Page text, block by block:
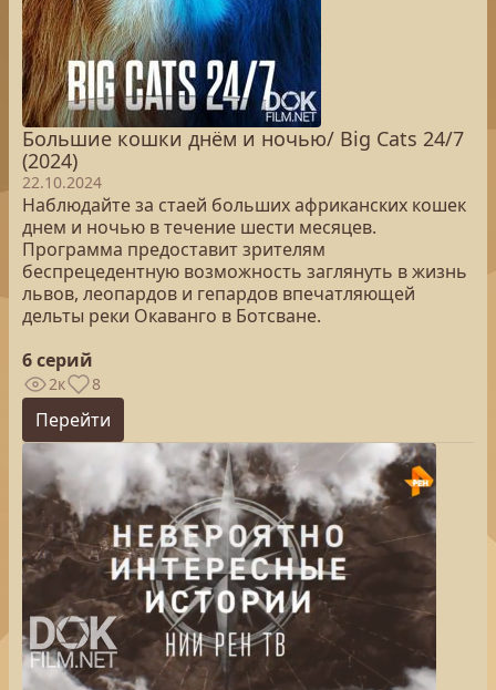
Большие кошки днём и ночью/ Big Cats 24/7
(2024)
22.10.2024
Наблюдайте за стаей больших африканских кошек
днем и ночью в течение шести месяцев.
Программа предоставит зрителям
беспрецедентную возможность заглянуть в жизнь
львов, леопардов и гепардов впечатляющей
дельты реки Окаванго в Ботсване.
6 серий
2к 8
Перейти